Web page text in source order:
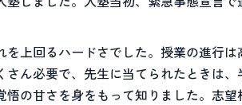
上回るハードさでした。授業の進行
ん必要で、先生に当てられたときは
の甘さを身をもって知りました。志望